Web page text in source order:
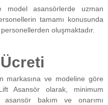
asansörlerde uzman
tamamı konusunda
oluşmaktadır.
markasına ve modeline göre
Asansör olarak, minimum
bakım ve onarımı